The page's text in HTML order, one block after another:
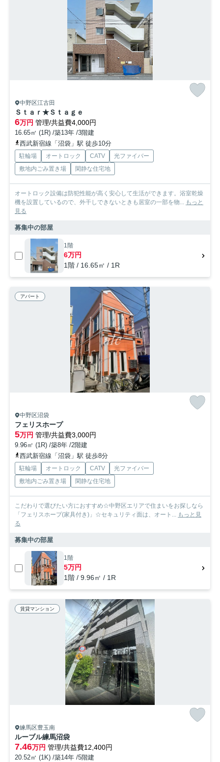
中野区江古田
Ｓｔａｒ★Ｓｔａｇｅ
6万円 管理/共益費4,000円
16.65㎡ (1R) /築13年 /3階建
西武新宿線「沼袋」駅 徒歩10分
駐輪場 オートロック CATV
光ファイバー
敷地内ごみ置き場
閑静な住宅地
オートロック設備は防犯性能が高く安心して生活ができます。浴室乾燥
機を設置しているので、外干しできないときも居室の一部を物... もっと
見る
募集中の部屋
1階
6万円
1階 / 16.65㎡ / 1R
アパート
中野区沼袋
フェリスホープ
5万円 管理/共益費3,000円
9.96㎡ (1R) /築8年 /2階建
西武新宿線「沼袋」駅 徒歩8分
駐輪場 オートロック CATV
光ファイバー
敷地内ごみ置き場
閑静な住宅地
こだわりで選びたい方におすすめ☆中野区エリアで住まいをお探しなら
「フェリスホープ(家具付き)」☆セキュリティ面は、オート... もっと見
る
募集中の部屋
1階
5万円
1階 / 9.96㎡ / 1R
賃貸マンション
練馬区豊玉南
ルーブル練馬沼袋
7.46万円 管理/共益費12,400円
20.52㎡ (1K) /築14年 /5階建